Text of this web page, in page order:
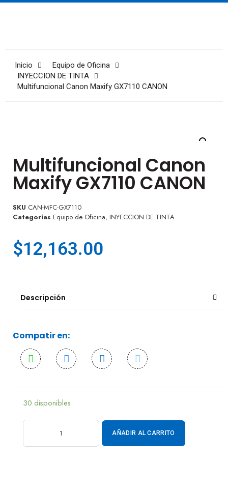
Inicio
Equipo de Oficina
INYECCION DE TINTA
Multifuncional Canon Maxify GX7110 CANON
Multifuncional Canon
Maxify GX7110 CANON
SKU CAN-MFC-GX7110
Categorías Equipo de Oficina, INYECCION DE TINTA
$12,163.00
Descripción
Compatir en:
30 disponibles
AÑADIR AL CARRITO